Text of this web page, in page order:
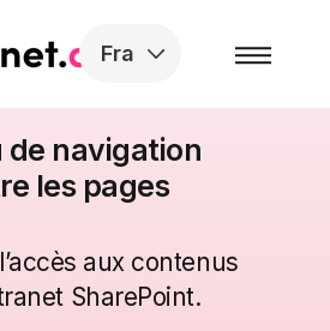
Fra
de navigation
les pages
aux contenus
SharePoint.